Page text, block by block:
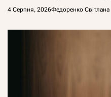
4 Серпня, 2026Федоренко Світлана